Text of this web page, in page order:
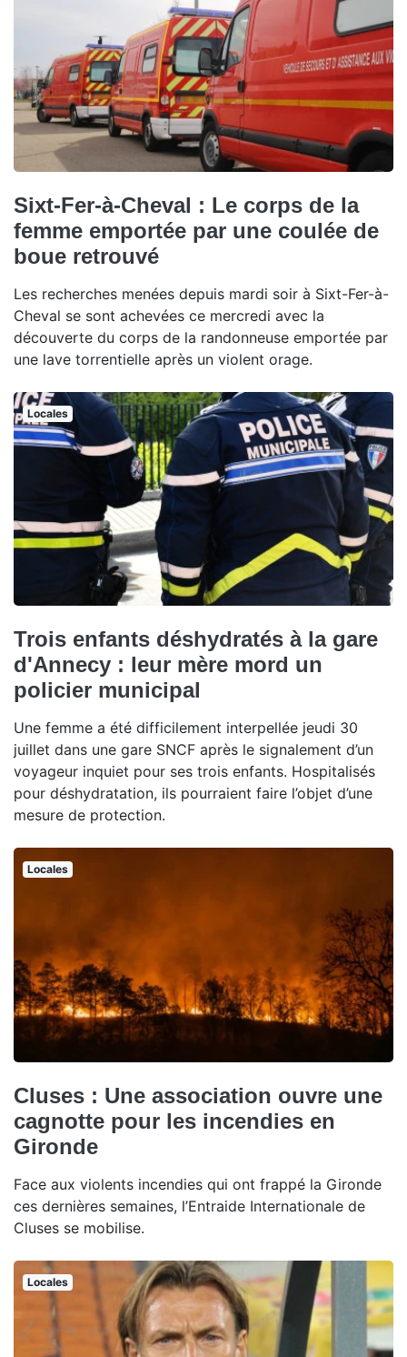
Sixt-Fer-à-Cheval : Le corps de la
femme emportée par une coulée de
boue retrouvé
Les recherches menées depuis mardi soir à Sixt-Fer-à-
Cheval se sont achevées ce mercredi avec la
découverte du corps de la randonneuse emportée par
une lave torrentielle après un violent orage.
Locales
Trois enfants déshydratés à la gare
d'Annecy : leur mère mord un
policier municipal
Une femme a été difficilement interpellée jeudi 30
juillet dans une gare SNCF après le signalement d’un
voyageur inquiet pour ses trois enfants. Hospitalisés
pour déshydratation, ils pourraient faire l’objet d’une
mesure de protection.
Locales
Cluses : Une association ouvre une
cagnotte pour les incendies en
Gironde
Face aux violents incendies qui ont frappé la Gironde
ces dernières semaines, l’Entraide Internationale de
Cluses se mobilise.
Locales